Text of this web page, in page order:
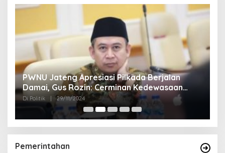
PWNU Jateng Apresiasi Pilkada Berjalan
Damai, Gus Rozin: Cerminan Kedewasaan
Politik Masyarakat
Di Politik 29/11/2024
Pemerintahan